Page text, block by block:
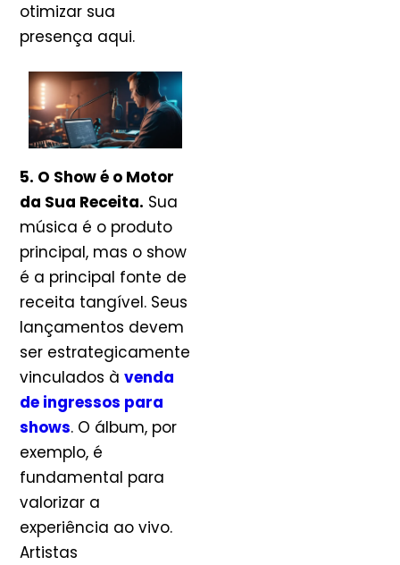
otimizar sua
presença aqui.
5. O Show é o Motor
da Sua Receita. Sua
música é o produto
principal, mas o show
é a principal fonte de
receita tangível. Seus
lançamentos devem
ser estrategicamente
vinculados à venda
de ingressos para
shows. O álbum, por
exemplo, é
fundamental para
valorizar a
experiência ao vivo.
Artistas